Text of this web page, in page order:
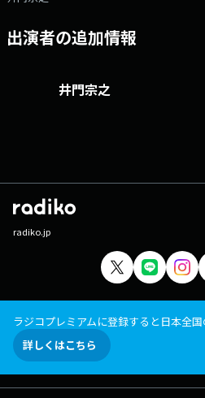
出演者の追加情報
井門宗之
radiko.jp
ラジコプレミアムに登録すると日本全
詳しくはこちら